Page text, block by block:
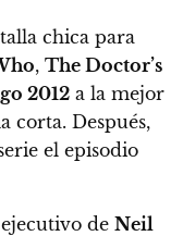
chica para
, The Doctor’s
2012 a la mejor
corta. Después,
el episodio
de Neil